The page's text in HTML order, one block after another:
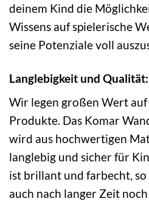
deinem Kind die
Wissens auf spielerische
seine Potenziale voll
Langlebigkeit und Qualität:
Wir legen großen Wert
Produkte. Das Komar
wird aus hochwertigen
langlebig und sicher für
ist brillant und farbecht,
auch nach langer Zeit